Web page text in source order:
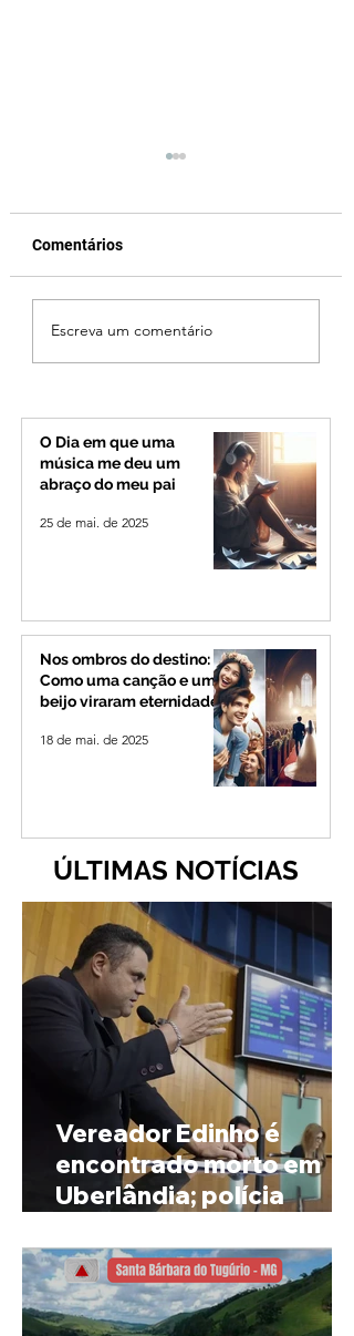
Criança de 2 anos
morre em capotamento
na Zona Rural de Ibiá
Comentários
Escreva um comentário
O Dia em que uma
música me deu um
abraço do meu pai
25 de mai. de 2025
Nos ombros do destino:
Como uma canção e um
beijo viraram eternidade
18 de mai. de 2025
ÚLTIMAS NOTÍCIAS
Vereador Edinho é
encontrado morto em
Uberlândia; polícia